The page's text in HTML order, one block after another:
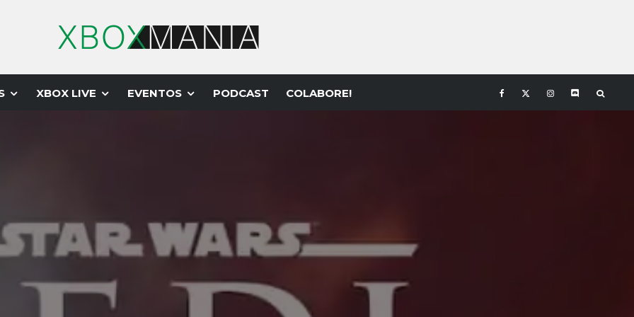
XBOX LIVE EVENTOS PODCAST COLABORE!